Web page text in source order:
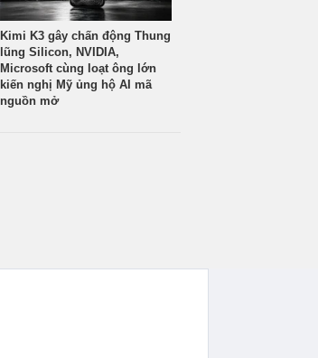
Kimi K3 gây chấn động Thung
lũng Silicon, NVIDIA,
Microsoft cùng loạt ông lớn
kiến nghị Mỹ ủng hộ AI mã
nguồn mở